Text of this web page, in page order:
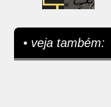
• veja também: